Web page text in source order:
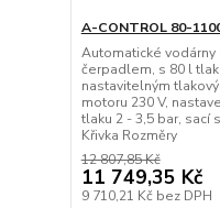
A-CONTROL 80-
Automatické
čerpadlem, s 80 l
nastavitelným
motoru 230 V,
tlaku 2 - 3,5 bar, sací
Křivka Rozměry
12 807,85 Kč
11 749,35 Kč
9 710,21 Kč bez DPH